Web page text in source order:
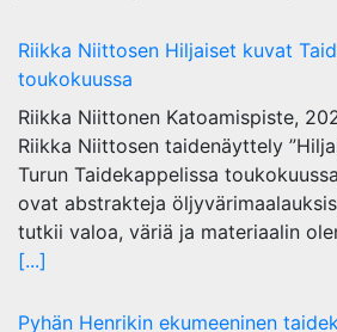
Riikka Niittosen Hiljaiset kuvat
toukokuussa
Riikka Niittonen Katoamispiste,
Riikka Niittosen taidenäyttely
Turun Taidekappelissa
ovat abstrakteja
tutkii valoa, väriä ja materiaalin
[...]
Pyhän Henrikin ekumeeninen